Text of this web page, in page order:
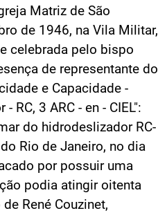
Matriz de São
de 1946, na Vila Militar,
celebrada pelo bispo
de representante do
e Capacidade -
RC, 3 ARC - en - CIEL":
do hidrodeslizador RC-
Rio de Janeiro, no dia
por possuir uma
podia atingir oitenta
René Couzinet,